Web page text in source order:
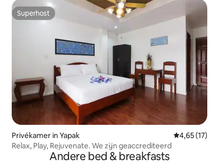
Superhost
Superhost
Privékamer in Yapak Gemiddelde
4,65 (17)
Relax, Play, Rejuvenate. We zijn geaccrediteerd
Andere bed & breakfasts